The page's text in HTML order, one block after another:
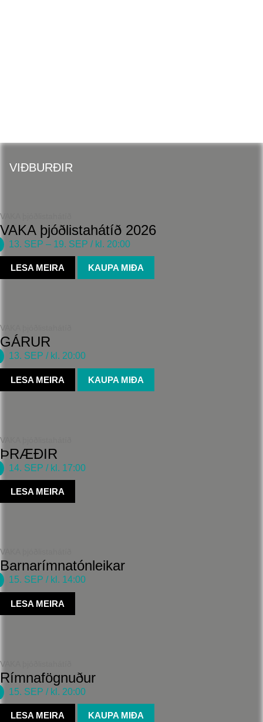
VIÐBURÐIR
VAKA þjóðlistahátíð
VAKA þjóðlistahátíð 2026
13. SEP – 19. SEP / kl. 20:00
LESA MEIRA KAUPA MIÐA
VAKA þjóðlistahátíð
GÁRUR
13. SEP / kl. 20:00
LESA MEIRA KAUPA MIÐA
VAKA þjóðlistahátíð
ÞRÆÐIR
14. SEP / kl. 17:00
LESA MEIRA
VAKA þjóðlistahátíð
Barnarímnatónleikar
15. SEP / kl. 14:00
LESA MEIRA
VAKA þjóðlistahátíð
Rímnafögnuður
15. SEP / kl. 20:00
LESA MEIRA KAUPA MIÐA